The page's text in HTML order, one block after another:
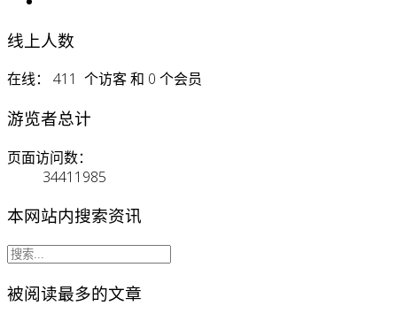
线上人数
在线： 411 个访客 和 0 个会员
游览者总计
页面访问数：
34411985
本网站内搜索资讯
被阅读最多的文章